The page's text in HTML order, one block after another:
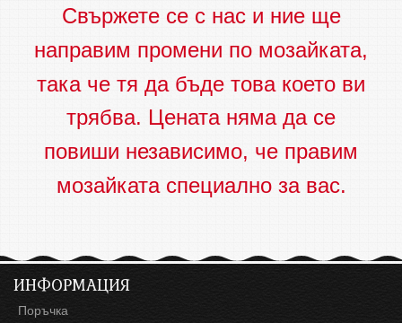
Свържете се с нас и ние ще
направим промени по мозайката,
така че тя да бъде това което ви
трябва. Цената няма да се
повиши независимо, че правим
мозайката специално за вас.
ИНФОРМАЦИЯ
Поръчка